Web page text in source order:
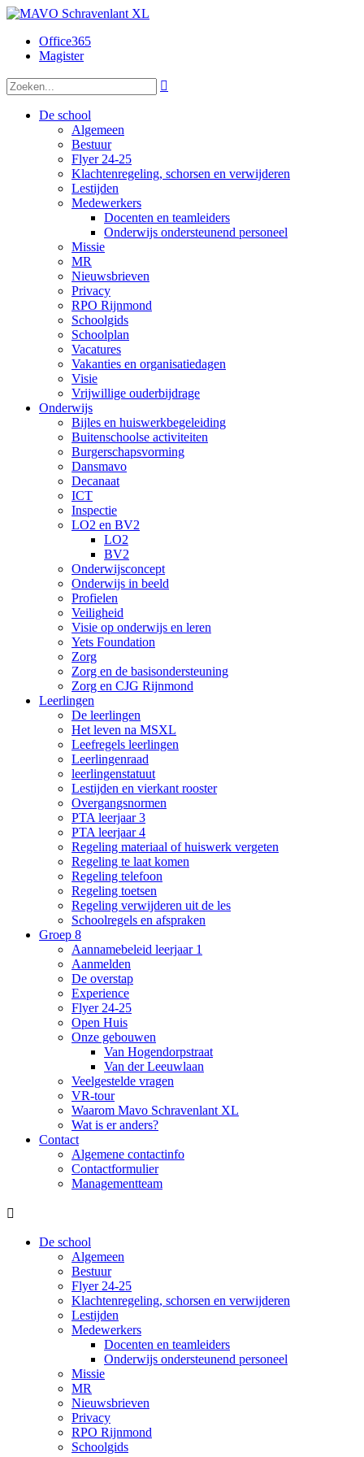
Office365
Magister

De school
Algemeen
Bestuur
Flyer 24-25
Klachtenregeling, schorsen en verwijderen
Lestijden
Medewerkers
Docenten en teamleiders
Onderwijs ondersteunend personeel
Missie
MR
Nieuwsbrieven
Privacy
RPO Rijnmond
Schoolgids
Schoolplan
Vacatures
Vakanties en organisatiedagen
Visie
Vrijwillige ouderbijdrage
Onderwijs
Bijles en huiswerkbegeleiding
Buitenschoolse activiteiten
Burgerschapsvorming
Dansmavo
Decanaat
ICT
Inspectie
LO2 en BV2
LO2
BV2
Onderwijsconcept
Onderwijs in beeld
Profielen
Veiligheid
Visie op onderwijs en leren
Yets Foundation
Zorg
Zorg en de basisondersteuning
Zorg en CJG Rijnmond
Leerlingen
De leerlingen
Het leven na MSXL
Leefregels leerlingen
Leerlingenraad
leerlingenstatuut
Lestijden en vierkant rooster
Overgangsnormen
PTA leerjaar 3
PTA leerjaar 4
Regeling materiaal of huiswerk vergeten
Regeling te laat komen
Regeling telefoon
Regeling toetsen
Regeling verwijderen uit de les
Schoolregels en afspraken
Groep 8
Aannamebeleid leerjaar 1
Aanmelden
De overstap
Experience
Flyer 24-25
Open Huis
Onze gebouwen
Van Hogendorpstraat
Van der Leeuwlaan
Veelgestelde vragen
VR-tour
Waarom Mavo Schravenlant XL
Wat is er anders?
Contact
Algemene contactinfo
Contactformulier
Managementteam

De school
Algemeen
Bestuur
Flyer 24-25
Klachtenregeling, schorsen en verwijderen
Lestijden
Medewerkers
Docenten en teamleiders
Onderwijs ondersteunend personeel
Missie
MR
Nieuwsbrieven
Privacy
RPO Rijnmond
Schoolgids